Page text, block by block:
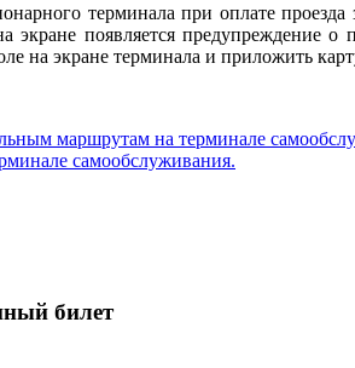
терминала при оплате
экране появляется предупреждение
на экране терминала и приложить
маршрутам на терминале
самообслуживания.
билет